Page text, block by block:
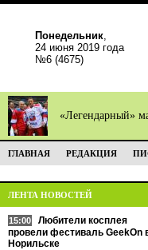
Понедельник,
24 июня 2019 года
№6 (4675)
«Легендарный»
ГЛАВНАЯ РЕДАКЦИЯ
ЛЕНТА НОВОСТЕЙ
15:00
Любители косплея
провели фестиваль GeekOn
Норильске